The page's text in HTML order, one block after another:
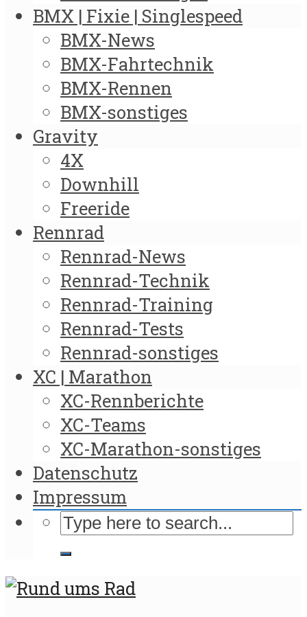
BMX | Fixie | Singlespeed
BMX-News
BMX-Fahrtechnik
BMX-Rennen
BMX-sonstiges
Gravity
4X
Downhill
Freeride
Rennrad
Rennrad-News
Rennrad-Technik
Rennrad-Training
Rennrad-Tests
Rennrad-sonstiges
XC | Marathon
XC-Rennberichte
XC-Teams
XC-Marathon-sonstiges
Datenschutz
Impressum